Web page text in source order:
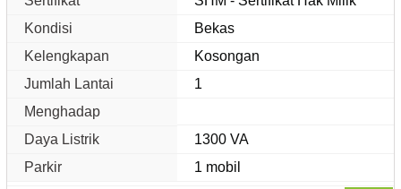
Kondisi
Bekas
Kelengkapan
Kosongan
Jumlah Lantai
1
Menghadap
Daya Listrik
1300 VA
Parkir
1 mobil